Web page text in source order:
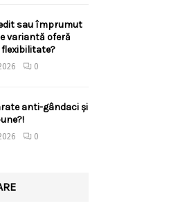
sau împrumut
variantă oferă
0
anti-gândaci și
0